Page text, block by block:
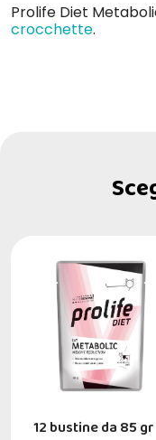
Prolife Diet
crocchette.
12 bustine da 85 gr